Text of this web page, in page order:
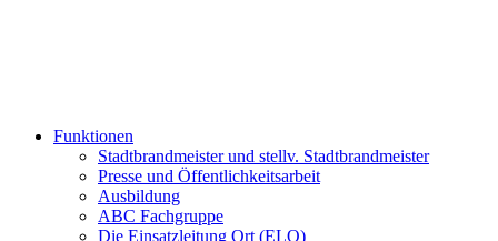
Funktionen
Stadtbrandmeister und stellv. Stadtbrandmeister
Presse und Öffentlichkeitsarbeit
Ausbildung
ABC Fachgruppe
Die Einsatzleitung Ort (ELO)